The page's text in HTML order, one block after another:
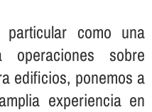
como una
operaciones sobre
edificios, ponemos a
experiencia en